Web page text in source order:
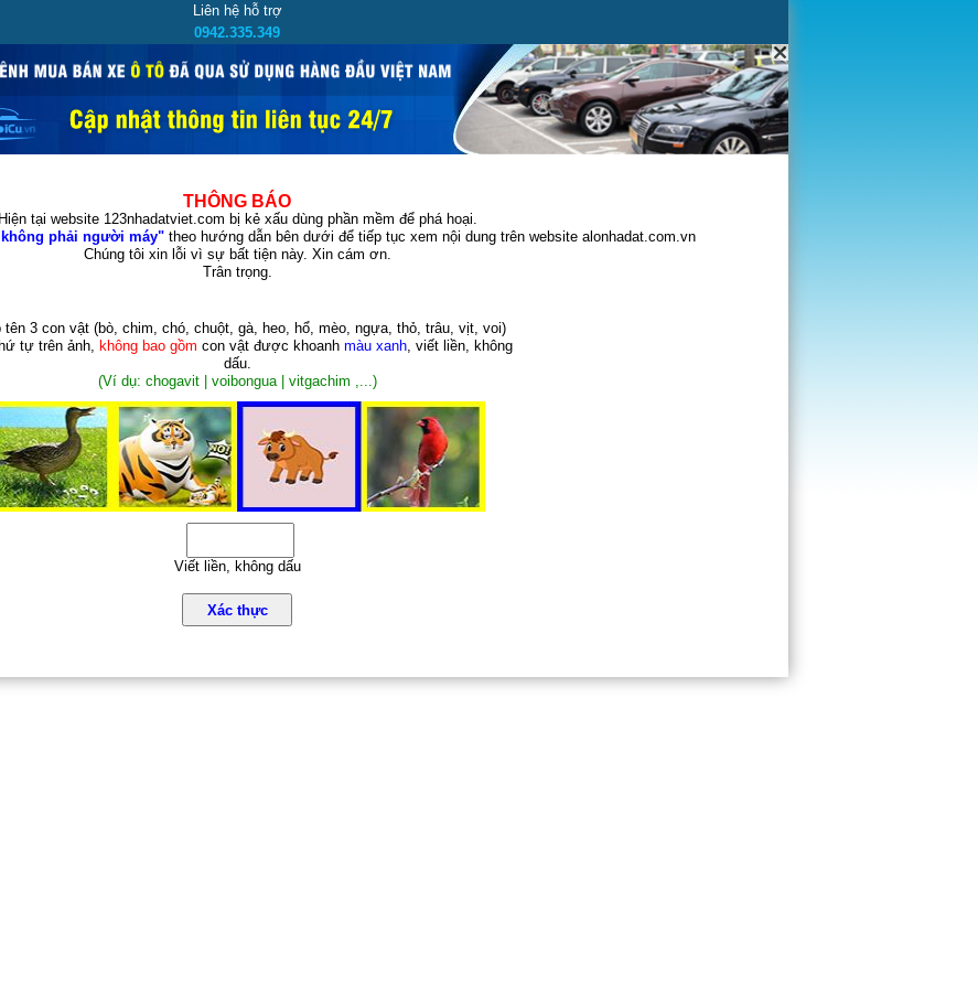
Liên hệ hỗ trợ
0942.335.349
THÔNG BÁO
Hiện tại website 123nhadatviet.com bị kẻ xấu dùng phần mềm để phá hoại.
phải người máy"theo hướng dẫn bên dưới để tiếp tục xem nội dung trên website alonhadat.com.vn
Chúng tôi xin lỗi vì sự bất tiện này. Xin cám ơn.
Trân trọng.
tên 3 con vật (bò, chim, chó, chuột, gà, heo, hổ, mèo, ngựa, thỏ, trâu, vịt, voi)
tự trên ảnh, không bao gồm con vật được khoanh màu xanh, viết liền, không
dấu.
(Ví dụ: chogavit | voibongua | vitgachim ,...)
Viết liền, không dấu
Xác thực